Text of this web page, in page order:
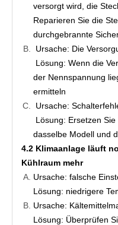
versorgt wird, die
Reparieren Sie die
durchgebrannte
Ursache: Die
Lösung: Wenn die
der Nennspannung
ermitteln
Ursache:
Lösung: Ersetzen
dasselbe Modell und
4.2 Klimaanlage läuft
Kühlraum mehr
Ursache: falsche
Lösung: niedrigere
Ursache:
Lösung: Überprüfen